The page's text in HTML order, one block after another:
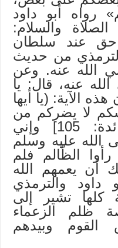
رواه أبو داود
والسلام:
حق عند سلطان
من حديث
الله عنه. وعن
عنه، قال: يا
الآية: (يا أيها
لا يضركم من
ضلّ إذا اهتديتم)[المائدة: 105] وإني
عليه وسلم
الظّالم فلم
أن يعمهم الله
داود والترمذي
كلها تشير إلى
ظلم الزعماء
القوم وبيدهم